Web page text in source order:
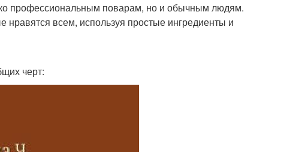
профессиональным поварам, но и обычным людям.
нравятся всем, используя простые ингредиенты и
черт: